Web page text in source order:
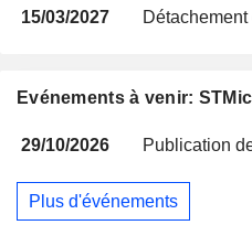
15/03/2027
Evénements à venir:
29/10/2026 Publication
Plus d'événements